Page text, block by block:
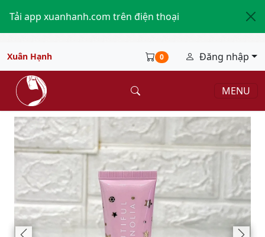
Tải app xuanhanh.com trên điện thoại
Xuân Hạnh 0 Đăng nhập
MENU